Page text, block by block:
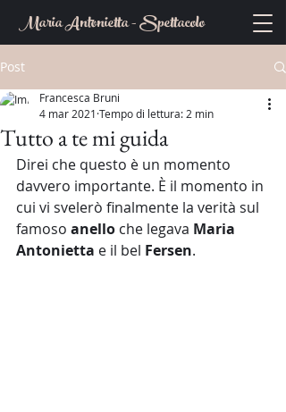
Maria Antonietta - Spettacolo
Post
Tutto a te mi guida
Francesca Bruni
4 mar 2021 Tempo di lettura: 2 min
Direi che questo è un momento
davvero importante. È il momento in
cui vi svelerò finalmente la verità sul
famoso anello che legava Maria
Antonietta e il bel Fersen.